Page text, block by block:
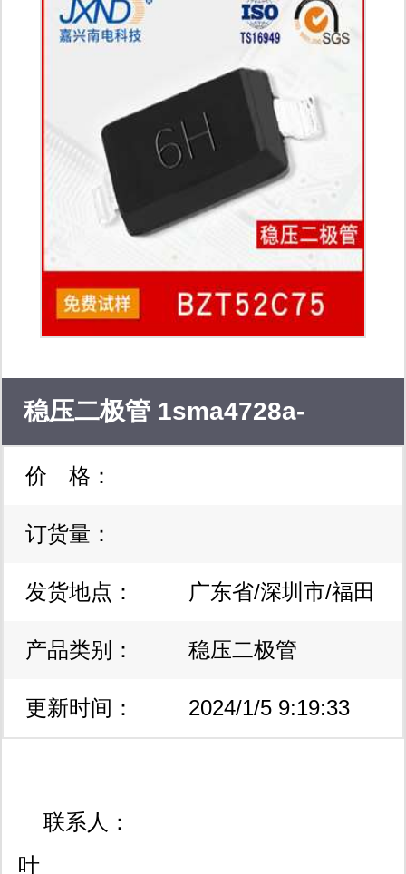
稳压二极管 1sma4728a-
1sma4764a bzt52c2v0-
bzt52c75 更多型号、封装请电
联13691618259或 qq
价 格：
订货量：
发货地点： 广东省/深圳市/福田
区
产品类别： 稳压二极管
更新时间： 2024/1/5 9:19:33
联系人：
叶